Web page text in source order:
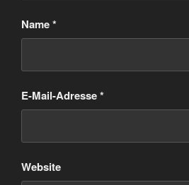
Name*
E-Mail-Adresse*
Website